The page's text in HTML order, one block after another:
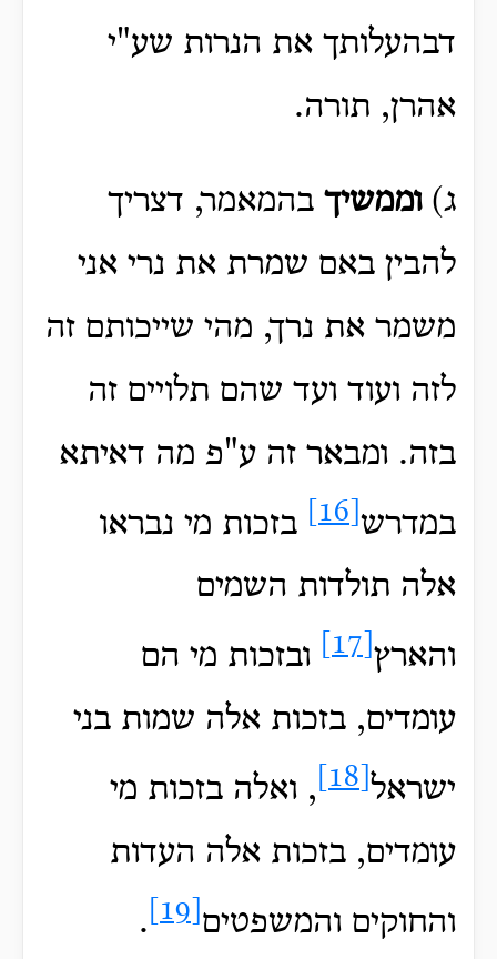
דבהעלותך את הנרות שע"י
אהרן, תורה.
ג)וממשיך בהמאמר, דצריך
להבין באם שמרת את נרי אני
משמר את נרך, מהי שייכותם זה
לזה ועוד ועד שהם תלויים זה
בזה. ומבאר זה ע"פ מה דאיתא
במדרש
בזכות מי נבראו
אלה תולדות השמים
והארץ
ובזכות מי הם
עומדים, בזכות אלה שמות בני
ישראל
, ואלה בזכות מי
עומדים, בזכות אלה העדות
והחוקים והמשפטים
.